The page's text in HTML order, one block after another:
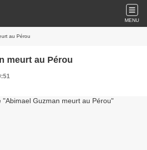
MENU
au Pérou
meurt au Pérou